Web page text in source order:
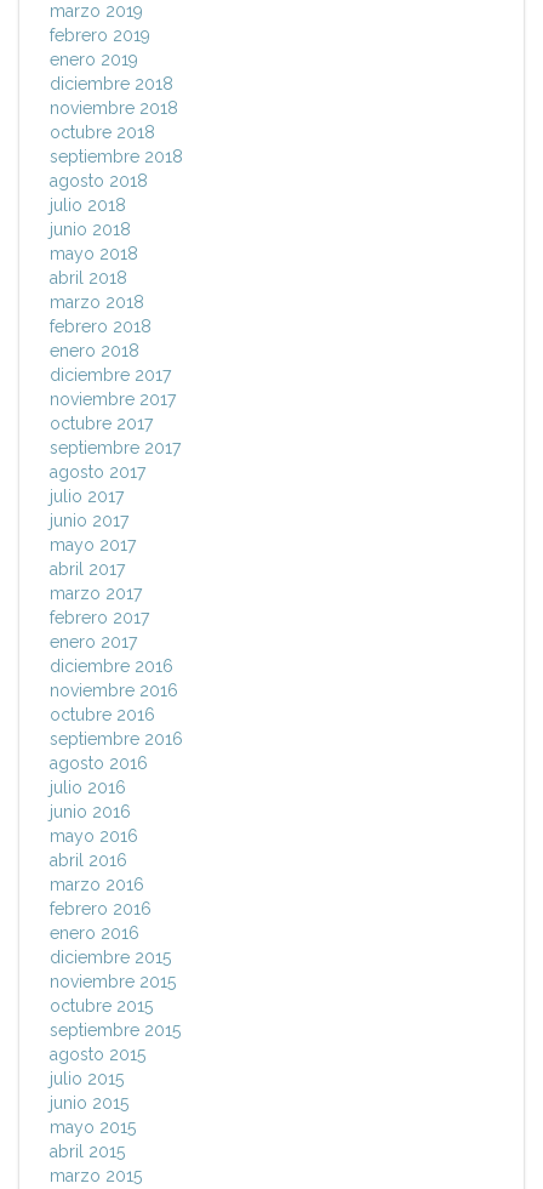
marzo 2019
febrero 2019
enero 2019
diciembre 2018
noviembre 2018
octubre 2018
septiembre 2018
agosto 2018
julio 2018
junio 2018
mayo 2018
abril 2018
marzo 2018
febrero 2018
enero 2018
diciembre 2017
noviembre 2017
octubre 2017
septiembre 2017
agosto 2017
julio 2017
junio 2017
mayo 2017
abril 2017
marzo 2017
febrero 2017
enero 2017
diciembre 2016
noviembre 2016
octubre 2016
septiembre 2016
agosto 2016
julio 2016
junio 2016
mayo 2016
abril 2016
marzo 2016
febrero 2016
enero 2016
diciembre 2015
noviembre 2015
octubre 2015
septiembre 2015
agosto 2015
julio 2015
junio 2015
mayo 2015
abril 2015
marzo 2015